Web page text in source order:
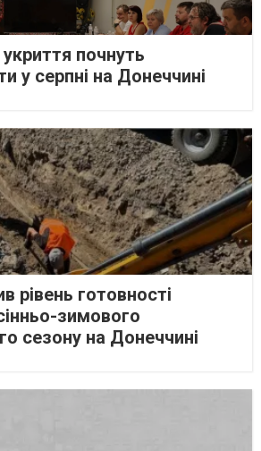
укриття почнуть
у серпні на Донеччині
рівень готовності
зимового
сезону на Донеччині